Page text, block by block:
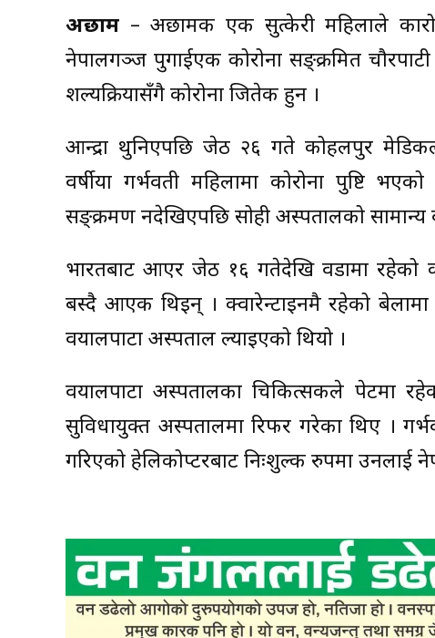
अछाम – अछामकी एक सुत्केरी महिलाले
नेपालगञ्ज पुगाईएकी कोरोना सङ्क्रमित
शल्यक्रियासँगै कोरोना जितेकी हुन ।
आन्द्रा थुनिएपछि जेठ २६ गते कोहलपुर
वर्षीया गर्भवती महिलामा कोरोना पुष्टि
सङ्क्रमण नदेखिएपछि सोही अस्पतालको सामान्य
भारतबाट आएर जेठ १६ गतेदेखि वडामा रहेको
बस्दै आएकी थिइन् । क्वारेन्टाइनमै रहेको
वयालपाटा अस्पताल ल्याइएको थियो ।
वयालपाटा अस्पतालका चिकित्सकले पेटमा
सुविधायुक्त अस्पतालमा रिफर गरेका थिए ।
गरिएको हेलिकोप्टरबाट निःशुल्क रुपमा उनलाई